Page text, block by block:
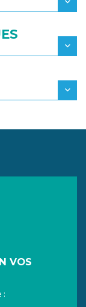
VOS
: